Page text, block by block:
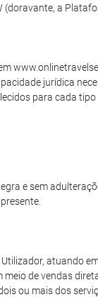
(doravante, a
jurídica
para cada
e sem
atuando
de vendas
ou mais dos